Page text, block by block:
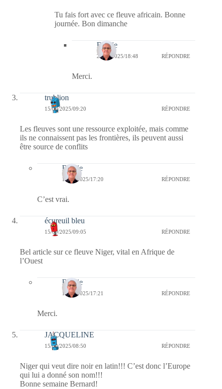
Tu fais fort avec ce fleuve africain. Bonne
journée. Bon dimanche
Bernie
21/09/2025/18:48 RÉPONDRE
Merci.
trublion
15/09/2025/09:20 RÉPONDRE
Les fleuves sont une ressource exploitée, mais comme
ils ne connaissent pas les frontières, ils peuvent aussi
être source de conflits
Bernie
17/09/2025/17:20 RÉPONDRE
C’est vrai.
écureuil bleu
15/09/2025/09:05 RÉPONDRE
Bel article sur ce fleuve Niger, vital en Afrique de
l’Ouest
Bernie
17/09/2025/17:21 RÉPONDRE
Merci.
JACQUELINE
15/09/2025/08:50 RÉPONDRE
Niger qui veut dire noir en latin!!! C’est donc l’Europe
qui lui a donné son nom!!!
Bonne semaine Bernard!